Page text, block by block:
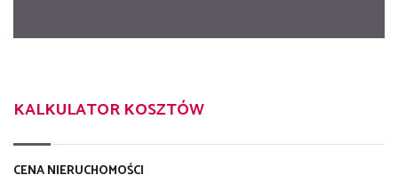
KALKULATOR KOSZTÓW
CENA NIERUCHOMOŚCI